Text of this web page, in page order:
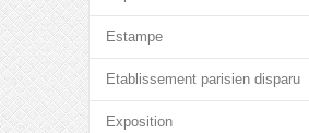
Estampe
Etablissement parisien disparu
Exposition